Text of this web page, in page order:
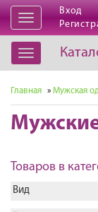
Открыть
навигацию
Вход
Открыть
навигацию
Главная » Мужская
Товаров в
Вид